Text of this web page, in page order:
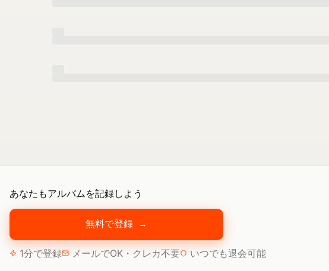
あなたもアルバムを記録しよう
無料で登録 →
1分で登録 メールでOK・クレカ不要 いつでも退会可能